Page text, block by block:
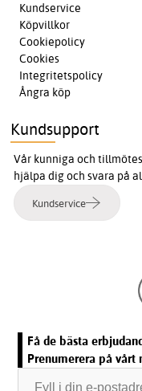
Kundservice
Köpvillkor
Cookiepolicy
Cookies
Integritetspolicy
Ångra köp
Kundsupport
Vår kunniga och
hjälpa dig och svara på
Kundservice
Få de bästa
Prenumerera på vårt